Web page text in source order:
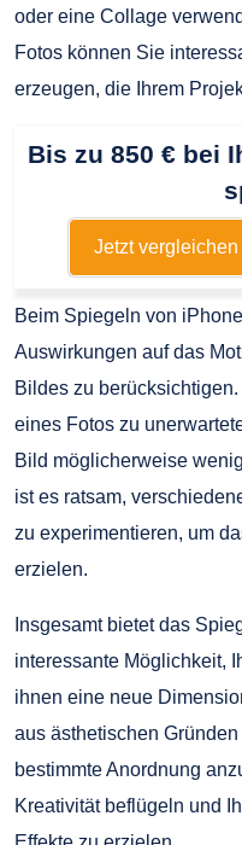
oder eine Collage
Fotos können Sie
erzeugen, die Ihrem
Bis zu 850 € bei
Jetzt
Beim Spiegeln von
Auswirkungen auf das
Bildes zu
eines Fotos zu
Bild möglicherweise
ist es ratsam,
zu experimentieren, um
erzielen.
Insgesamt bietet das
interessante Möglichkeit,
ihnen eine neue
aus ästhetischen
bestimmte Anordnung
Kreativität beflügeln und